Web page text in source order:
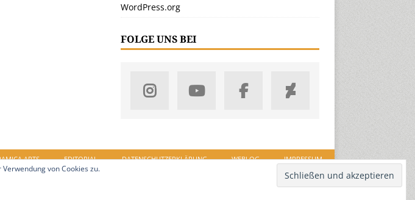
WordPress.org
FOLGE UNS BEI
ARTS EDITORIAL DATENSCHUTZERKLÄRUNG WEBLOG IMPRESSUM
von Cookies zu.